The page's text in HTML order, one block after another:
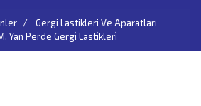
Gergi Lastikleri Ve Aparatları
Yan Perde Gergi̇ Lasti̇kleri̇